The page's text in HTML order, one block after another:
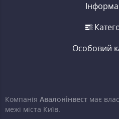
Особовий
Компанія Авалонінвест має
межі міста Київ.